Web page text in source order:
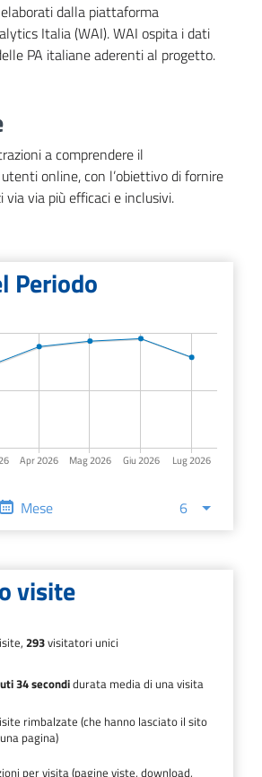
dalla piattaforma
Italia (WAI). WAI ospita i dati
PA italiane aderenti al progetto.
a comprendere il
online, con l’obiettivo di fornire
via più efficaci e inclusivi.
Periodo
visite